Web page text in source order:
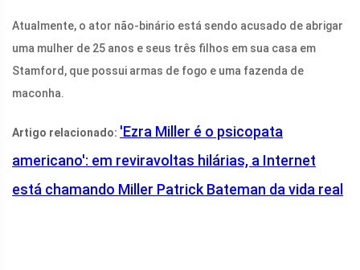
Atualmente, o ator não-binário está sendo acusado de abrigar
uma mulher de 25 anos e seus três filhos em sua casa em
Stamford, que possui armas de fogo e uma fazenda de
maconha.
Artigo relacionado: 'Ezra Miller é o psicopata
americano': em reviravoltas hilárias, a Internet
está chamando Miller Patrick Bateman da vida real